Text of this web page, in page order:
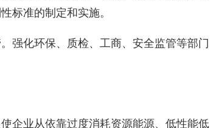
标准的制定和实施。
强化环保、质检、工商、安全监管等部门
企业从依靠过度消耗资源能源、低性能低